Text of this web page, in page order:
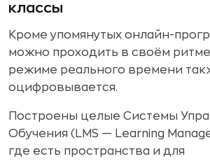
классы
Кроме упомянутых онлайн-
можно проходить в своём
режиме реального времени
оцифровывается.
Построены целые Системы
Обучения (LMS — Learning
где есть пространства и для